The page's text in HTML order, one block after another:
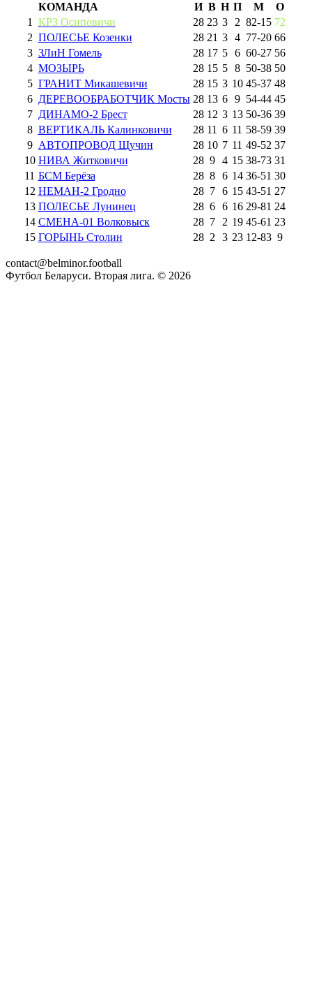
КОМАНДА И В Н П М
О
1
КРЗ Осиповичи 28 23 3 2 82-15 72
2 ПОЛЕСЬЕ Козенки 28 21 3 4 77-20 66
3 ЗЛиН Гомель 28 17 5 6 60-27 56
4 МОЗЫРЬ 28 15 5 8 50-38 50
5 ГРАНИТ Микашевичи 28 15 3 10 45-37 48
6 ДЕРЕВООБРАБОТЧИК Мосты 28 13 6 9 54-44 45
7 ДИНАМО-2 Брест 28 12 3 13 50-36 39
8 ВЕРТИКАЛЬ Калинковичи 28 11 6 11 58-59 39
9 АВТОПРОВОД Щучин 28 10 7 11 49-52 37
10 НИВА Житковичи 28 9 4 15 38-73 31
11 БСМ Берёза 28 8 6 14 36-51 30
12 НЕМАН-2 Гродно 28 7 6 15 43-51 27
13 ПОЛЕСЬЕ Лунинец 28 6 6 16 29-81 24
14 СМЕНА-01 Волковыск 28 7 2 19 45-61 23
15 ГОРЫНЬ Столин 28 2 3 23 12-83 9
contact@belminor.football
Футбол Беларуси. Вторая лига. © 2026